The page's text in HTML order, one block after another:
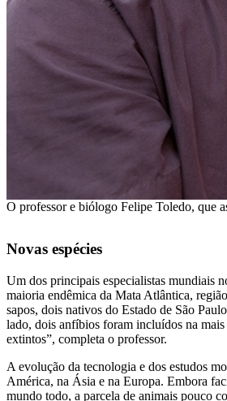
O professor e biólogo Felipe Toledo, que
Novas espécies
Um dos principais especialistas mundiais
maioria endêmica da Mata Atlântica,
sapos, dois nativos do Estado de São
lado, dois anfíbios foram incluídos na
extintos”, completa o professor.
A evolução da tecnologia e dos estudos
América, na Ásia e na Europa. Embora
mundo todo, a parcela de animais pouco